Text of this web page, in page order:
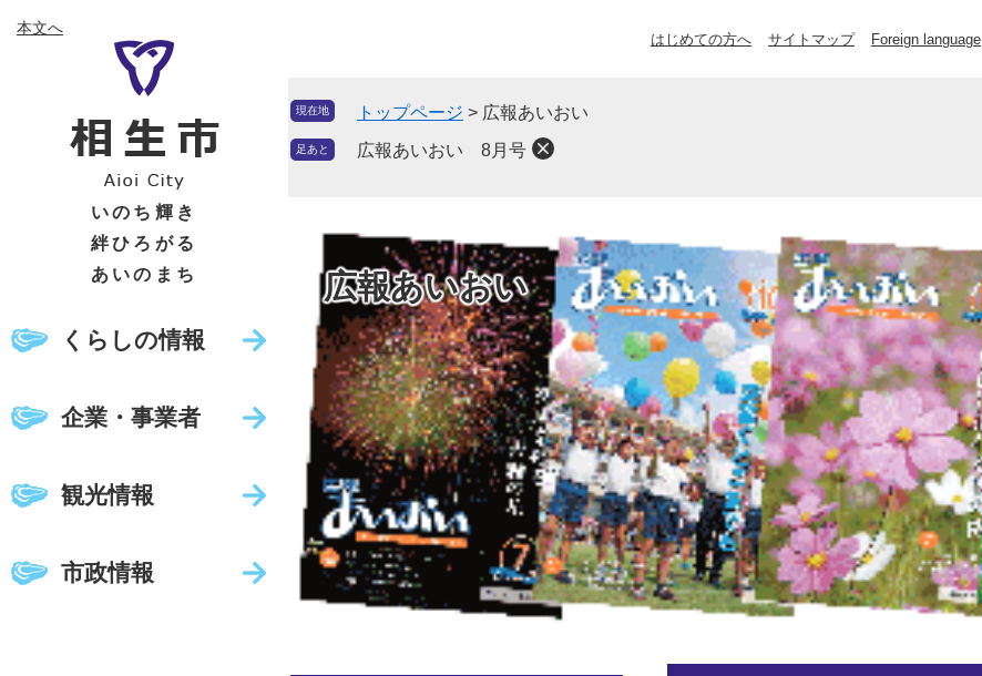
ー
ニ
本文へ
いのち輝き
絆ひろがる
あいのまち
くらしの情報
企業・事業者
観光情報
市政情報
はじめての方へ サイトマップ Foreign language
現在地 トップページ > 広報あいおい
足あと 広報あいおい 8月号
広報あいおい